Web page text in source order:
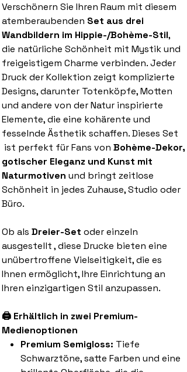
Verschönern Sie Ihren Raum mit diesem
atemberaubenden Set aus drei
Wandbildern im Hippie-/Bohème-Stil,
die natürliche Schönheit mit Mystik und
freigeistigem Charme verbinden. Jeder
Druck der Kollektion zeigt komplizierte
Designs, darunter Totenköpfe, Motten
und andere von der Natur inspirierte
Elemente, die eine kohärente und
fesselnde Ästhetik schaffen. Dieses Set
ist perfekt für Fans von Bohème-Dekor,
gotischer Eleganz und Kunst mit
Naturmotiven und bringt zeitlose
Schönheit in jedes Zuhause, Studio oder
Büro.
Ob als Dreier-Set oder einzeln
ausgestellt , diese Drucke bieten eine
unübertroffene Vielseitigkeit, die es
Ihnen ermöglicht, Ihre Einrichtung an
Ihren einzigartigen Stil anzupassen.
🖨️ Erhältlich in zwei Premium-
Medienoptionen
Premium Semigloss: Tiefe
Schwarztöne, satte Farben und eine